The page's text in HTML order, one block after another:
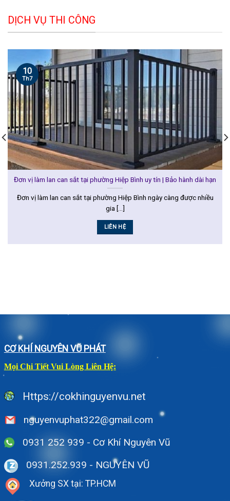
DỊCH VỤ THI CÔNG
Đơn vị làm lan can sắt tại phường Hiệp Bình uy tín | Bảo hành dài hạn
Đơn vị làm lan can sắt tại phường Hiệp Bình ngày càng được nhiều
gia [...]
LIÊN HỆ
10
Th7
CƠ KHÍ NGUYÊN VŨ PHÁT
Mọi Chi Tiết Vui Lòng Liên Hệ:
Https://cokhinguyenvu.net
nguyenvuphat322@gmail.com
0931 252 939 - Cơ Khí Nguyên Vũ
0931.252.939 - NGUYÊN VŨ
Xưởng SX tại: TP.HCM